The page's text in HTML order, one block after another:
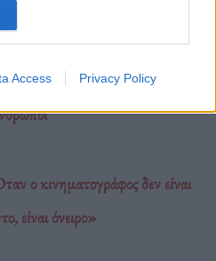
Access Privacy Policy
ο κινηματογράφος δεν είναι
είναι όνειρο»